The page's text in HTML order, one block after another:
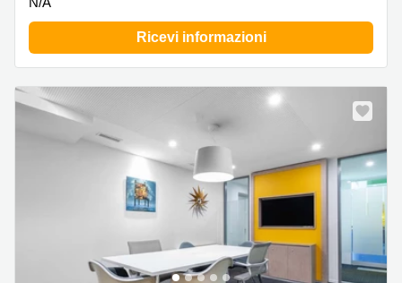
Ricevi informazioni